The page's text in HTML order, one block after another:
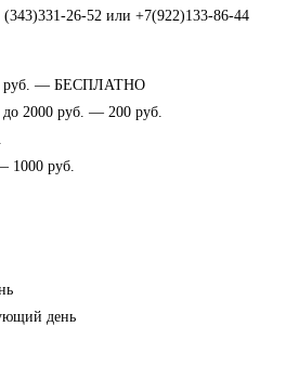
26-52 или +7(922)133-86-44
руб. — БЕСПЛАТНО
до 2000 руб. — 200 руб.
1000 руб.
день